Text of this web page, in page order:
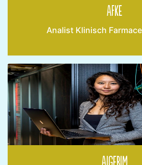
Afke
Analist Klinisch
Aigerim